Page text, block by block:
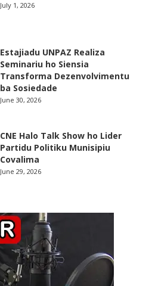
July 1, 2026
Estajiadu UNPAZ Realiza
Seminariu ho Siensia
Transforma Dezenvolvimentu
ba Sosiedade
June 30, 2026
CNE Halo Talk Show ho Lider
Partidu Politiku Munisipiu
Covalima
June 29, 2026